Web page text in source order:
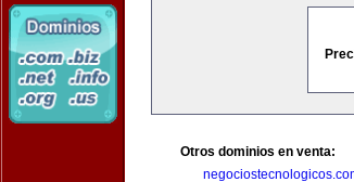
Otros dominios en venta: